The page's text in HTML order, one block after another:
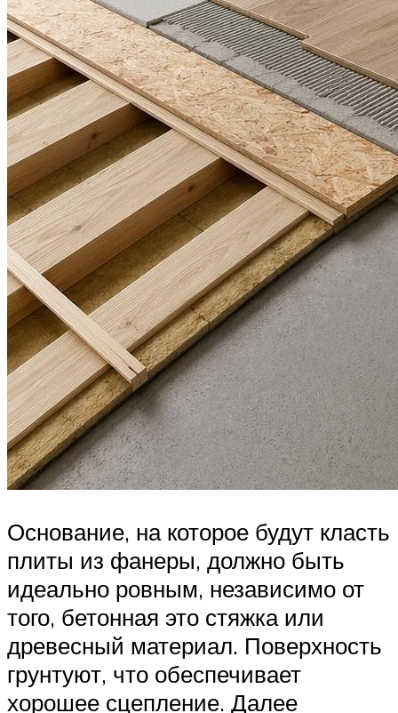
Основание, на которое будут класть
плиты из фанеры, должно быть
идеально ровным, независимо от
того, бетонная это стяжка или
древесный материал. Поверхность
грунтуют, что обеспечивает
хорошее сцепление. Далее